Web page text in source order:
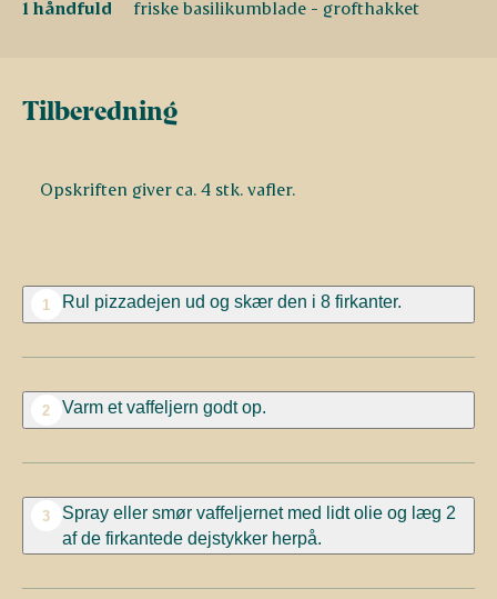
1 håndfuld
friske basilikumblade - grofthakket
Tilberedning
Opskriften giver ca. 4 stk. vafler.
1 Rul pizzadejen ud og skær den i 8 firkanter.
2 Varm et vaffeljern godt op.
3
Spray eller smør vaffeljernet med lidt olie og læg 2
af de firkantede dejstykker herpå.